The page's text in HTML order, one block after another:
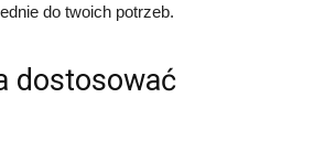
do twoich potrzeb.
dostosować